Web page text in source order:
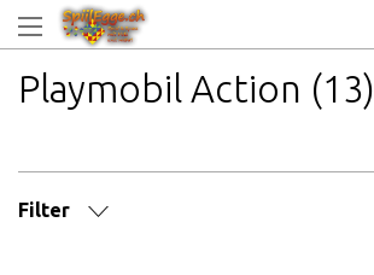
Playmobil Action (13)
Filter